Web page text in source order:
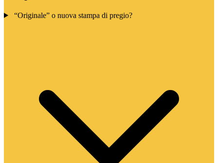
“Originale” o nuova stampa di pregio?